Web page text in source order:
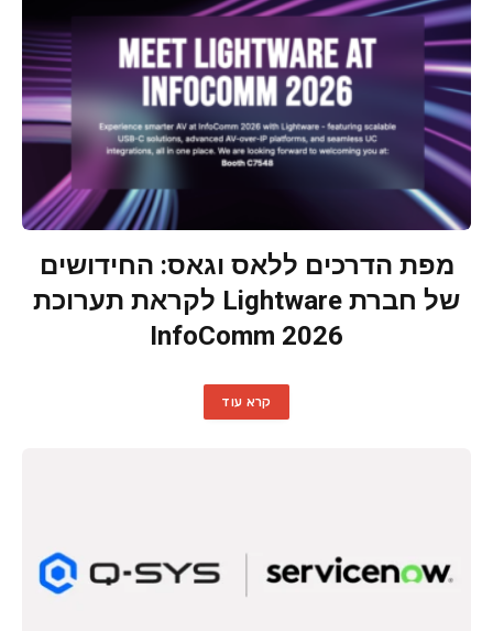
מפת הדרכים ללאס וגאס: החידושים
של חברת Lightware לקראת תערוכת
InfoComm 2026
קרא עוד